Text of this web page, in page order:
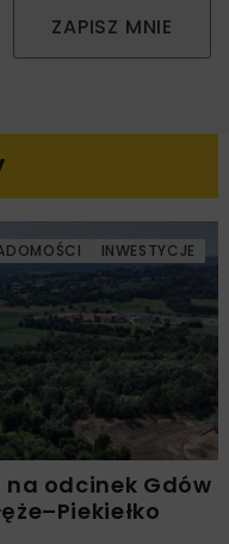
ZAPISZ MNIE
INWESTYCJE
na odcinek Gdów